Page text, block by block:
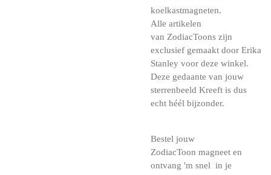
koelkastmagneten.
Alle artikelen
van ZodiacToons zijn
exclusief gemaakt door Erika
Stanley voor deze winkel.
Deze gedaante van jouw
sterrenbeeld Kreeft is dus
echt héél bijzonder.
Bestel jouw
ZodiacToon magneet en
ontvang 'm snel in je